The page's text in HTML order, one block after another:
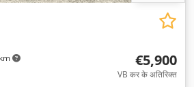
€5,900
VB कर के अतिरिक्त